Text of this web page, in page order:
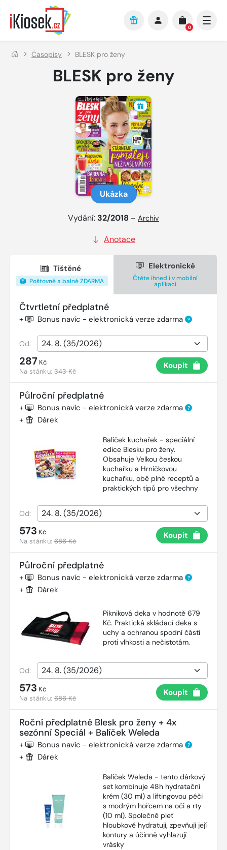
Přejít na hlavní obsah
0
Časopisy BLESK pro ženy
BLESK pro ženy
Ukázka
Vydání: 32/2018 – Archiv
Anotace
Tištěné
Poštovné a balné ZDARMA
Elektronické
Čtěte ihned i v mobilní
aplikaci
Čtvrtletní předplatné
+ Bonus navíc - elektronická verze zdarma ?
Od:
287 Kč
Na stánku:343 Kč
Koupit
Půlroční předplatné
+ Bonus navíc - elektronická verze zdarma ?
+ Dárek
Balíček kuchařek - speciální
edice Blesku pro ženy.
Obsahuje Velkou českou
kuchařku a Hrníčkovou
kuchařku, obě plné receptů a
praktických tipů pro všechny
Od:
573 Kč
Na stánku:686 Kč
Koupit
Půlroční předplatné
+ Bonus navíc - elektronická verze zdarma ?
+ Dárek
Pikniková deka v hodnotě 679
Kč. Praktická skládací deka s
uchy a ochranou spodní částí
proti vlhkosti a nečistotám.
Od:
573 Kč
Na stánku:686 Kč
Koupit
Roční předplatné Blesk pro ženy + 4x
sezónní Speciál + Balíček Weleda
+ Bonus navíc - elektronická verze zdarma ?
+ Dárek
Balíček Weleda - tento dárkový
set kombinuje 48h hydratační
krém (30 ml) a liftingovou péči
s modrým hořcem na oči a rty
(10 ml). Společně pleť
hloubkově hydratují, zpevňují její
kontury a účinně vyhlazují
vrásky